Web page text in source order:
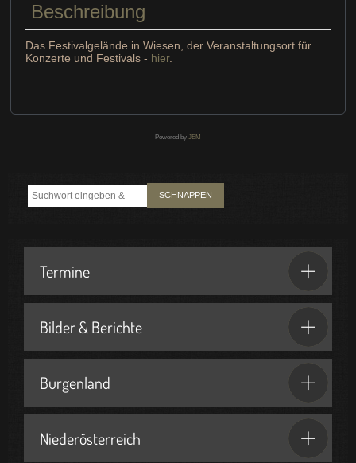
Beschreibung
Das Festivalgelände in Wiesen, der Veranstaltungsort für
Konzerte und Festivals - hier.
Powered by JEM
SCHNAPPEN
Termine
Bilder & Berichte
Burgenland
Niederösterreich